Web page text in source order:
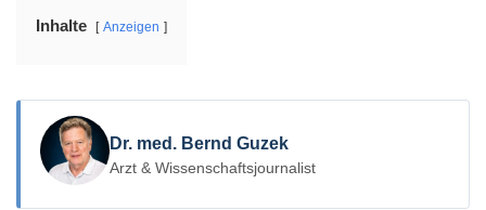
Inhalte Anzeigen
Dr. med. Bernd Guzek
Arzt & Wissenschaftsjournalist